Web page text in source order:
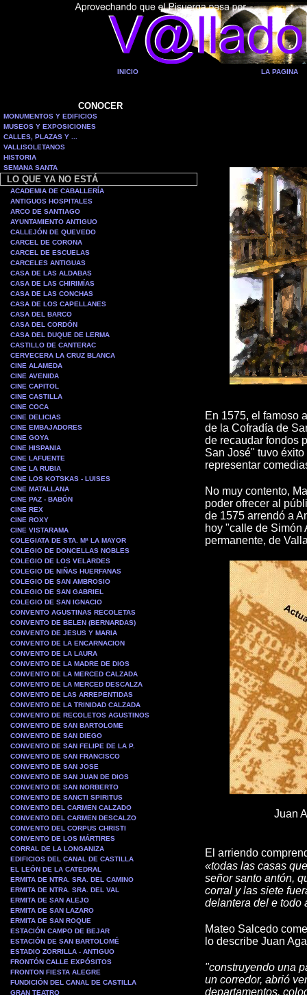
INICIO LA PAGINA
CONOCER
MONUMENTOS Y EDIFICIOS
MUSEOS Y EXPOSICIONES
CALLES, PLAZAS Y ...
VALLISOLETANOS
HISTORIA
SEMANA SANTA
LO QUE YA NO ESTÁ
ACADEMIA DE CABALLERÍA
ANTIGUOS HOSPITALES
ARCO DE SANTIAGO
AYUNTAMIENTO ANTIGUO
CALLEJÓN DE QUEVEDO
CARCEL DE CORONA
CARCEL DE ESCUELAS
CARCELES ANTIGUAS
CASA DE LAS ALDABAS
CASA DE LAS CHIRIMÍAS
CASA DE LAS CONCHAS
CASA DE LOS CAPELLANES
CASA DEL BARCO
CASA DEL CORDÓN
CASA DEL DUQUE DE LERMA
CASTILLO DE CANTERAC
CERVECERA LA CRUZ BLANCA
CINE ALAMEDA
CINE AVENIDA
CINE CAPITOL
CINE CASTILLA
CINE COCA
CINE DELICIAS
CINE EMBAJADORES
CINE GOYA
CINE HISPANIA
CINE LAFUENTE
CINE LA RUBIA
CINE LOS KOTSKAS - LUISES
CINE MATALLANA
CINE PAZ - BABÓN
CINE REX
CINE ROXY
CINE VISTARAMA
COLEGIATA DE STA. Mª LA MAYOR
COLEGIO DE DONCELLAS NOBLES
COLEGIO DE LOS VELARDES
COLEGIO DE NIÑAS HUERFANAS
COLEGIO DE SAN AMBROSIO
COLEGIO DE SAN GABRIEL
COLEGIO DE SAN IGNACIO
CONVENTO AGUSTINAS RECOLETAS
CONVENTO DE BELEN (BERNARDAS)
CONVENTO DE JESUS Y MARIA
CONVENTO DE LA ENCARNACION
CONVENTO DE LA LAURA
CONVENTO DE LA MADRE DE DIOS
CONVENTO DE LA MERCED CALZADA
CONVENTO DE LA MERCED DESCALZA
CONVENTO DE LAS ARREPENTIDAS
CONVENTO DE LA TRINIDAD CALZADA
CONVENTO DE RECOLETOS AGUSTINOS
CONVENTO DE SAN BARTOLOME
CONVENTO DE SAN DIEGO
CONVENTO DE SAN FELIPE DE LA P.
CONVENTO DE SAN FRANCISCO
CONVENTO DE SAN JOSE
CONVENTO DE SAN JUAN DE DIOS
CONVENTO DE SAN NORBERTO
CONVENTO DE SANCTI SPIRITUS
CONVENTO DEL CARMEN CALZADO
CONVENTO DEL CARMEN DESCALZO
CONVENTO DEL CORPUS CHRISTI
CONVENTO DE LOS MÁRTIRES
CORRAL DE LA LONGANIZA
EDIFICIOS DEL CANAL DE CASTILLA
EL LEÓN DE LA CATEDRAL
ERMITA DE NTRA. SRA. DEL CAMINO
ERMITA DE NTRA. SRA. DEL VAL
ERMITA DE SAN ALEJO
ERMITA DE SAN LAZARO
ERMITA DE SAN ROQUE
ESTACIÓN CAMPO DE BEJAR
ESTACIÓN DE SAN BARTOLOMÉ
ESTADIO ZORRILLA - ANTIGUO
FRONTÓN CALLE EXPÓSITOS
FRONTON FIESTA ALEGRE
FUNDICIÓN DEL CANAL DE CASTILLA
GRAN TEATRO
En 1575, el famoso
de la Cofradía de
de recaudar fondos
San José" tuvo
representar
No muy contento,
poder ofrecer al
de 1575 arrendó a
hoy "calle de Simón
permanente, de
Juan
El arriendo
«todas las casas
señor santo antón,
corral y las siete
delantera del e todo
Mateo Salcedo
lo describe Juan
"construyendo una
un corredor, abrió
departamentos,